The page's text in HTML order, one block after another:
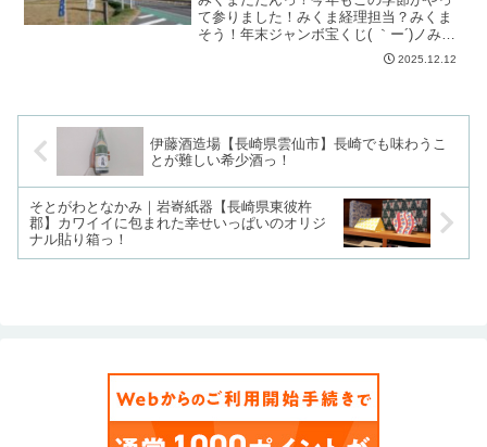
て参りました！みくま経理担当？みくま
そう！年末ジャンボ宝くじ( ｀ー´)ノみく
ま経理担当好きよな、オマエ...こんにち
は、みくまでっす！今年もこの時期がや
2025.12.12
伊藤酒造場【長崎県雲仙市】長崎でも味わうこ
とが難しい希少酒っ！
そとがわとなかみ｜岩㟢紙器【長崎県東彼杵
郡】カワイイに包まれた幸せいっぱいのオリジ
ナル貼り箱っ！